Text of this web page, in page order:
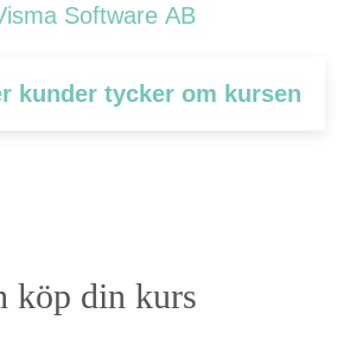
Soft­ware AB
kun­der tyck­er om kursen
köp din kurs